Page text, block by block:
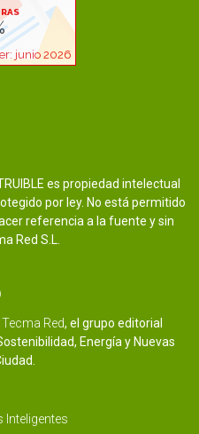
es propiedad intelectual
por ley. No está permitido
referencia a la fuente y sin
Red S.L.
Red, el grupo editorial
Energía y Nuevas
Inteligentes